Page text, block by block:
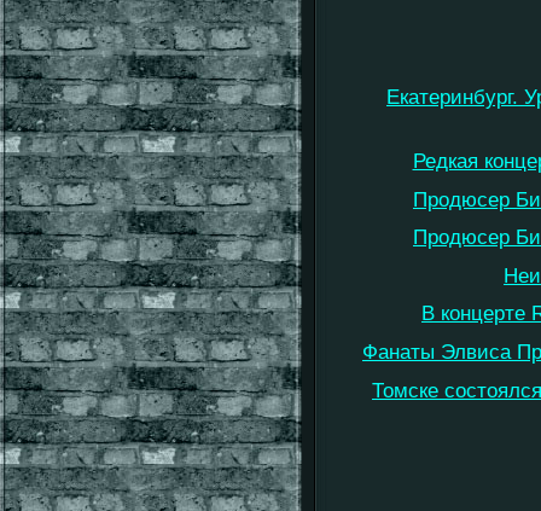
Екатеринбург.
Редкая
Продюсер
Продюсер
В концерте
Фанаты Элвиса
Томске